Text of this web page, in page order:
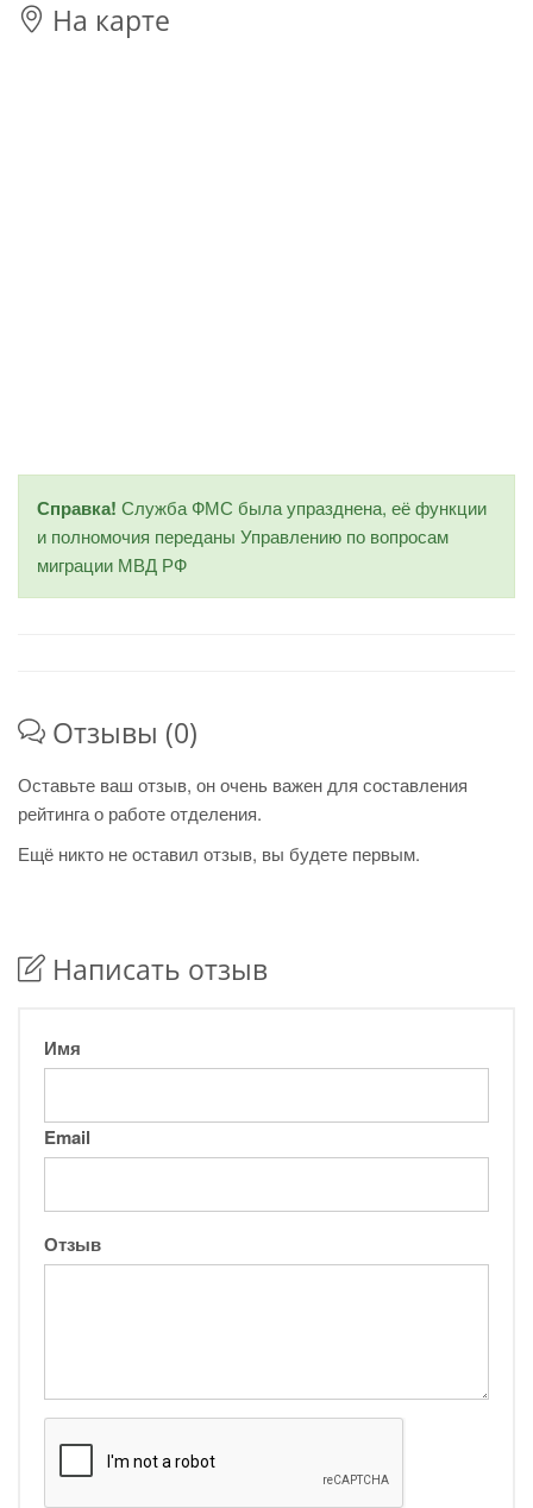
На карте
Справка! Служба ФМС была упразднена, её функции
и полномочия переданы Управлению по вопросам
миграции МВД РФ
Отзывы (0)
Оставьте ваш отзыв, он очень важен для составления
рейтинга о работе отделения.
Ещё никто не оставил отзыв, вы будете первым.
Написать отзыв
Имя
Email
Отзыв